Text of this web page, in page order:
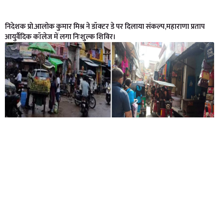
निदेशक प्रो.आलोक कुमार मिश्र ने डॉक्टर डे पर दिलाया संकल्प,महाराणा प्रताप
आयुर्वैदिक कॉलेज में लगा निःशुल्क शिविर।